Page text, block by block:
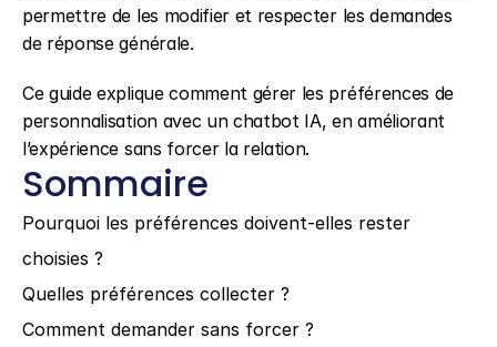
permettre de les modifier et respecter les demandes
de réponse générale.
Ce guide explique comment gérer les préférences de
personnalisation avec un chatbot IA, en améliorant
l’expérience sans forcer la relation.
Sommaire
Pourquoi les préférences doivent-elles rester
choisies ?
Quelles préférences collecter ?
Comment demander sans forcer ?